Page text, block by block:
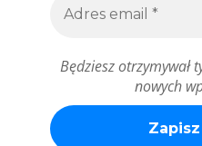
Będziesz otrzymywał
nowych